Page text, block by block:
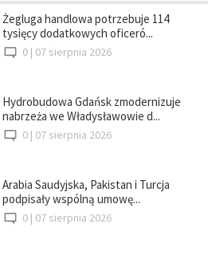
Żegluga handlowa potrzebuje 114
tysięcy dodatkowych oficeró...
0 | 07 sierpnia 2026
Hydrobudowa Gdańsk zmodernizuje
nabrzeża we Władysławowie d...
0 | 07 sierpnia 2026
Arabia Saudyjska, Pakistan i Turcja
podpisały wspólną umowę...
0 | 07 sierpnia 2026